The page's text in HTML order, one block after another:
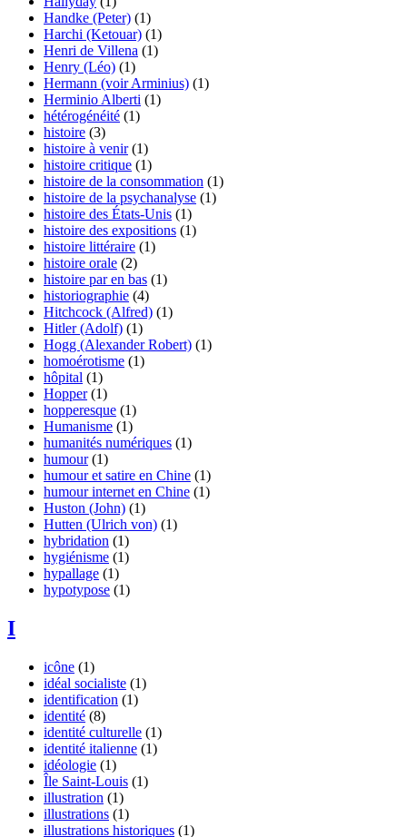
Handke (Peter) (1)
Harchi (Ketouar) (1)
Henri de Villena (1)
Henry (Léo) (1)
Hermann (voir Arminius) (1)
Herminio Alberti (1)
hétérogénéité (1)
histoire (3)
histoire à venir (1)
histoire critique (1)
histoire de la consommation (1)
histoire de la psychanalyse (1)
histoire des États-Unis (1)
histoire des expositions (1)
histoire littéraire (1)
histoire orale (2)
histoire par en bas (1)
historiographie (4)
Hitchcock (Alfred) (1)
Hitler (Adolf) (1)
Hogg (Alexander Robert) (1)
homoérotisme (1)
hôpital (1)
Hopper (1)
hopperesque (1)
Humanisme (1)
humanités numériques (1)
humour (1)
humour et satire en Chine (1)
humour internet en Chine (1)
Huston (John) (1)
Hutten (Ulrich von) (1)
hybridation (1)
hygiénisme (1)
hypallage (1)
hypotypose (1)
I
icône (1)
idéal socialiste (1)
identification (1)
identité (8)
identité culturelle (1)
identité italienne (1)
idéologie (1)
Île Saint-Louis (1)
illustration (1)
illustrations (1)
illustrations historiques (1)